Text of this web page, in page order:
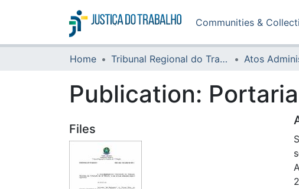
Communities &
Home Tribunal Regional do Trabalho da 16ª Região Atos
Publication:
Files